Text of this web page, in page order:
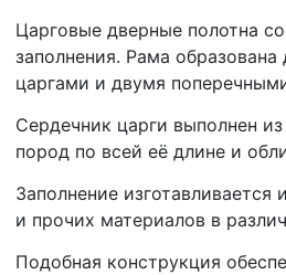
Царговые дверные полотна
заполнения. Рама
царгами и двумя
Сердечник царги выполнен
пород по всей её длине и
Заполнение
и прочих материалов в
Подобная конструкция